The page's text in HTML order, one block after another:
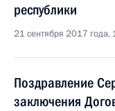
республики
21 сентября 2017 года,
Поздравление
заключения